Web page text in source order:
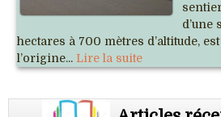
d’une
hectares à 700 mètres d’altitude,
l’origine... Lire la suite